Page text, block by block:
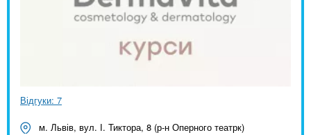
Відгуки: 7
м. Львів, вул. І. Тиктора, 8 (р-н Оперного театрк)